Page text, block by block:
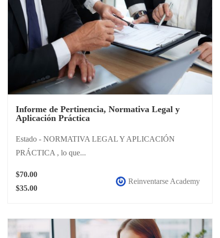
Informe de Pertinencia, Normativa Legal y
Aplicación Práctica
Estado - NORMATIVA LEGAL Y APLICACIÓN
PRÁCTICA , lo que...
$70.00
$35.00
Reinventarse Academy